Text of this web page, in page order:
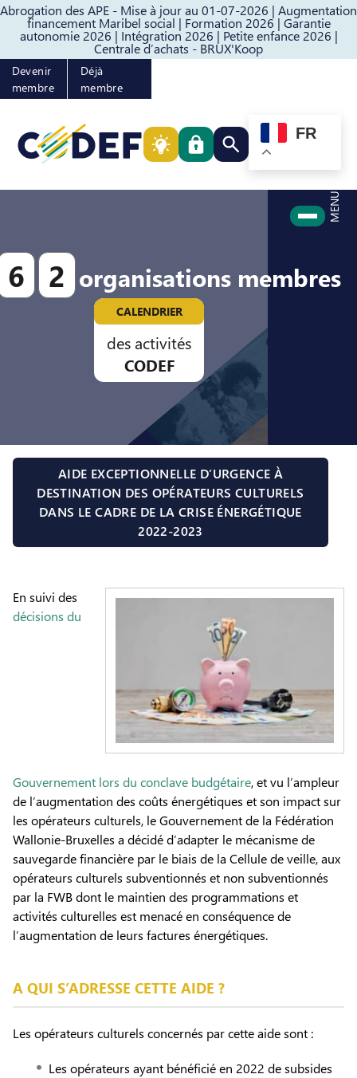
Abrogation des APE - Mise à jour au 01-07-2026 | Augmentation
financement Maribel social | Formation 2026 | Garantie
autonomie 2026 | Intégration 2026 | Petite enfance 2026 |
Centrale d’achats - BRUX'Koop
Passer au contenuPasser au pied de page
Devenir
membre
Déjà
membre
Rechercher quelque
FR
MENU
6 2 organisations membres
CALENDRIER
des activités
CODEF
AIDE EXCEPTIONNELLE D’URGENCE À
DESTINATION DES OPÉRATEURS CULTURELS
DANS LE CADRE DE LA CRISE ÉNERGÉTIQUE
2022-2023
En suivi des
décisions du
Gouvernement lors du conclave budgétaire, et vu l’ampleur
de l’augmentation des coûts énergétiques et son impact sur
les opérateurs culturels, le Gouvernement de la Fédération
Wallonie-Bruxelles a décidé d’adapter le mécanisme de
sauvegarde financière par le biais de la Cellule de veille, aux
opérateurs culturels subventionnés et non subventionnés
par la FWB dont le maintien des programmations et
activités culturelles est menacé en conséquence de
l’augmentation de leurs factures énergétiques.
A QUI S’ADRESSE CETTE AIDE ?
Les opérateurs culturels concernés par cette aide sont :
Les opérateurs ayant bénéficié en 2022 de subsides